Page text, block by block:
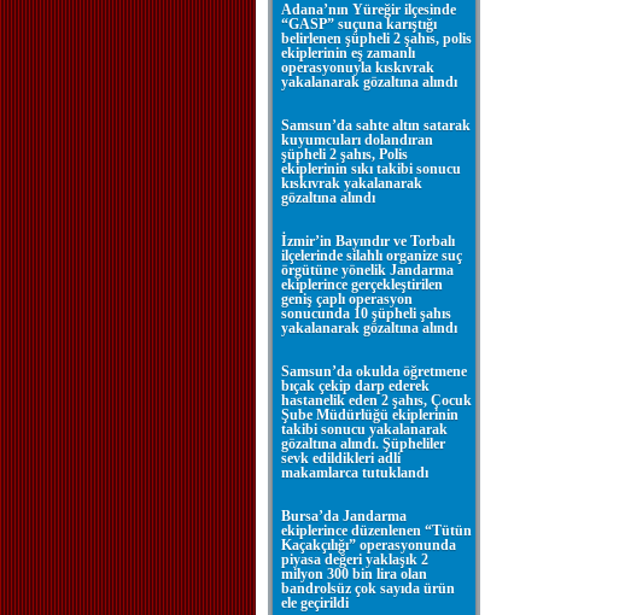
Adana’nın Yüreğir ilçesinde
“GASP” suçuna karıştığı
belirlenen şüpheli 2 şahıs, polis
ekiplerinin eş zamanlı
operasyonuyla kıskıvrak
yakalanarak gözaltına alındı
Samsun’da sahte altın satarak
kuyumcuları dolandıran
şüpheli 2 şahıs, Polis
ekiplerinin sıkı takibi sonucu
kıskıvrak yakalanarak
gözaltına alındı
İzmir’in Bayındır ve Torbalı
ilçelerinde silahlı organize suç
örgütüne yönelik Jandarma
ekiplerince gerçekleştirilen
geniş çaplı operasyon
sonucunda 10 şüpheli şahıs
yakalanarak gözaltına alındı
Samsun’da okulda öğretmene
bıçak çekip darp ederek
hastanelik eden 2 şahıs, Çocuk
Şube Müdürlüğü ekiplerinin
takibi sonucu yakalanarak
gözaltına alındı. Şüpheliler
sevk edildikleri adli
makamlarca tutuklandı
Bursa’da Jandarma
ekiplerince düzenlenen “Tütün
Kaçakçılığı” operasyonunda
piyasa değeri yaklaşık 2
milyon 300 bin lira olan
bandrolsüz çok sayıda ürün
ele geçirildi